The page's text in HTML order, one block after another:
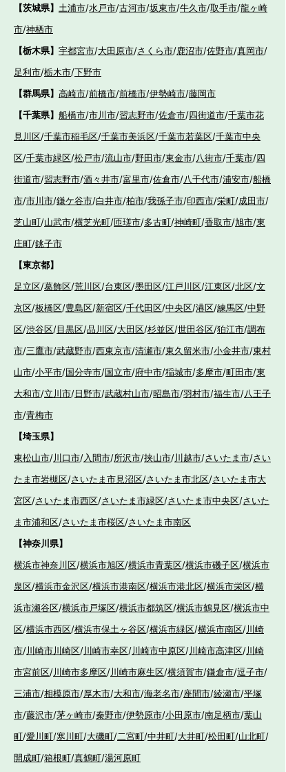
【茨城県】 土浦市/水戸市/古河市/坂東市/牛久市/取手市/龍ヶ崎
市/神栖市
【栃木県】 宇都宮市/大田原市/さくら市/鹿沼市/佐野市/真岡市/
足利市/栃木市/下野市
【群馬県】 高崎市/前橋市/前橋市/伊勢崎市/藤岡市
【千葉県】 船橋市/市川市/習志野市/佐倉市/四街道市/千葉市花
見川区/千葉市稲毛区/千葉市美浜区/千葉市若葉区/千葉市中央
区/千葉市緑区/松戸市/流山市/野田市/東金市/八街市/千葉市/四
街道市/習志野市/酒々井市/富里市/佐倉市/八千代市/浦安市/船橋
市/市川市/鎌ケ谷市/白井市/柏市/我孫子市/印西市/栄町/成田市/
芝山町/山武市/横芝光町/匝瑳市/多古町/神崎町/香取市/旭市/東
庄町/銚子市
【東京都】
足立区/葛飾区/荒川区/台東区/墨田区/江戸川区/江東区/北区/文
京区/板橋区/豊島区/新宿区/千代田区/中央区/港区/練馬区/中野
区/渋谷区/目黒区/品川区/大田区/杉並区/世田谷区/狛江市/調布
市/三鷹市/武蔵野市/西東京市/清瀬市/東久留米市/小金井市/東村
山市/小平市/国分寺市/国立市/府中市/稲城市/多摩市/町田市/東
大和市/立川市/日野市/武蔵村山市/昭島市/羽村市/福生市/八王子
市/青梅市
【埼玉県】
東松山市/川口市/入間市/所沢市/挟山市/川越市/さいたま市/さい
たま市岩槻区/さいたま市見沼区/さいたま市北区/さいたま市大
宮区/さいたま市西区/さいたま市緑区/さいたま市中央区/さいた
ま市浦和区/さいたま市桜区/さいたま市南区
【神奈川県】
横浜市神奈川区/横浜市旭区/横浜市青葉区/横浜市磯子区/横浜市
泉区/横浜市金沢区/横浜市港南区/横浜市港北区/横浜市栄区/横
浜市瀬谷区/横浜市戸塚区/横浜市都筑区/横浜市鶴見区/横浜市中
区/横浜市西区/横浜市保土ヶ谷区/横浜市緑区/横浜市南区/川崎
市/川崎市川崎区/川崎市幸区/川崎市中原区/川崎市高津区/川崎
市宮前区/川崎市多摩区/川崎市麻生区/横須賀市/鎌倉市/逗子市/
三浦市/相模原市/厚木市/大和市/海老名市/座間市/綾瀬市/平塚
市/藤沢市/茅ヶ崎市/秦野市/伊勢原市/小田原市/南足柄市/葉山
町/愛川町/寒川町/大磯町/二宮町/中井町/大井町/松田町/山北町/
開成町/箱根町/真鶴町/湯河原町